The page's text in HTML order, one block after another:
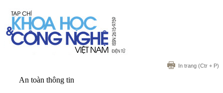
In trang (Ctr + P)
An toàn thông tin